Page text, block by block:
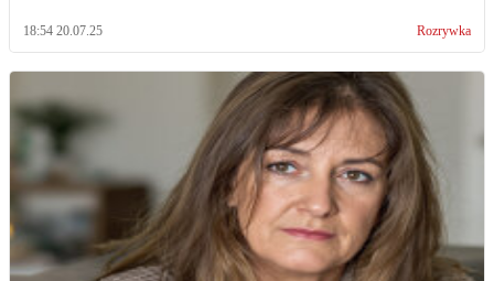
18:54 20.07.25 Rozrywka